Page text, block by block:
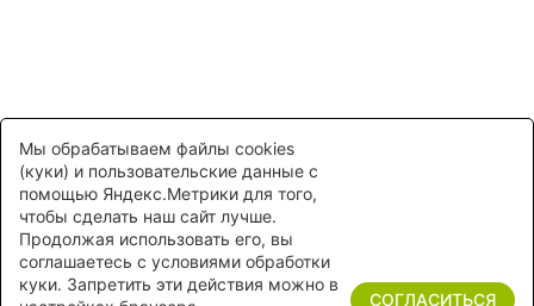
Нажимая на кнопку "Заказать звонок", Вы соглашаетесь
справилами обработки персональных данных.
Мы обрабатываем файлы cookies
(куки) и пользовательские данные с
помощью Яндекс.Метрики для того,
чтобы сделать наш сайт лучше.
Продолжая использовать его, вы
соглашаетесь с условиями обработки
куки. Запретить эти действия можно в
СОГЛАСИТЬСЯ